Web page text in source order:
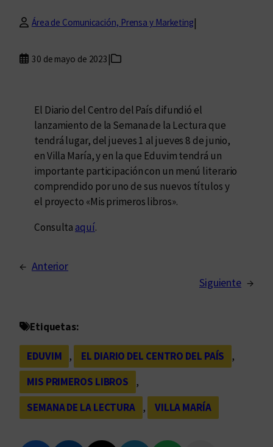
Área de Comunicación, Prensa y Marketing|
30 de mayo de 2023 |
El Diario del Centro del País difundió el
lanzamiento de la Semana de la Lectura que
tendrá lugar, del jueves 1 al jueves 8 de junio,
en Villa María, y en la que Eduvim tendrá un
importante participación con un menú literario
comprendido por uno de sus nuevos títulos y
el proyecto «Mis primeros libros».
Consulta aquí.
← Anterior
Siguiente →
Etiquetas:
EDUVIM , EL DIARIO DEL CENTRO DEL PAÍS
,
MIS PRIMEROS LIBROS
,
SEMANA DE LA LECTURA
, VILLA MARÍA